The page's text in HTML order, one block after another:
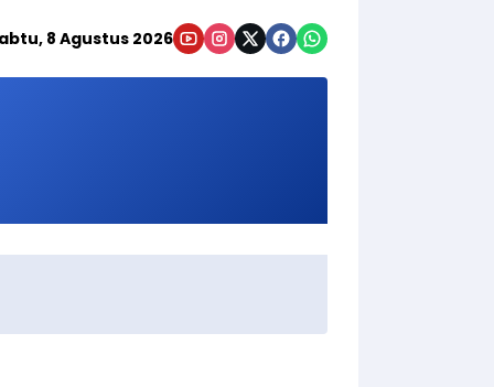
8 Agustus 2026